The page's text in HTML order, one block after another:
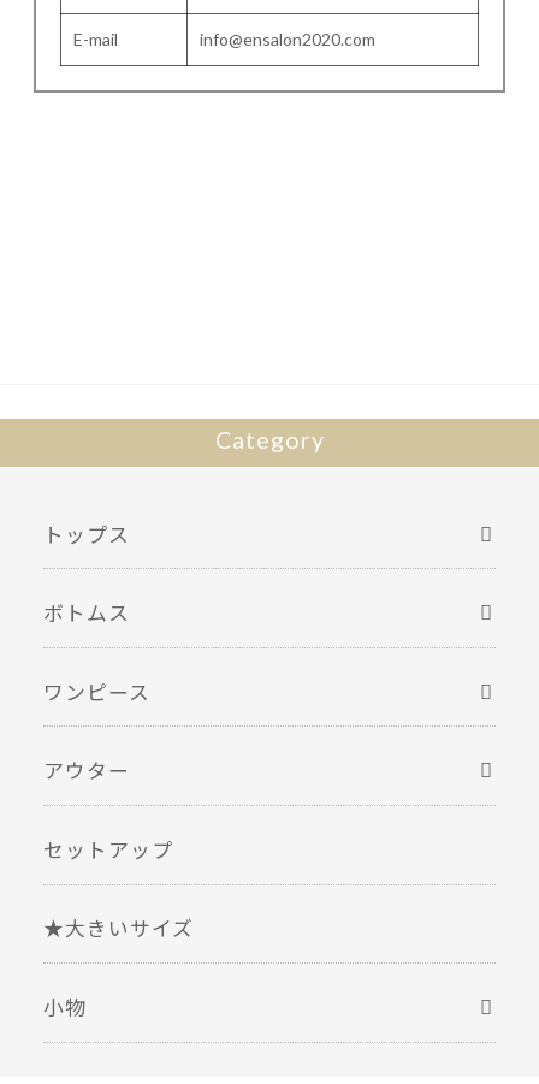
E-mail info@ensalon2020.com
Category
トップス
ボトムス
ワンピース
アウター
セットアップ
★大きいサイズ
小物